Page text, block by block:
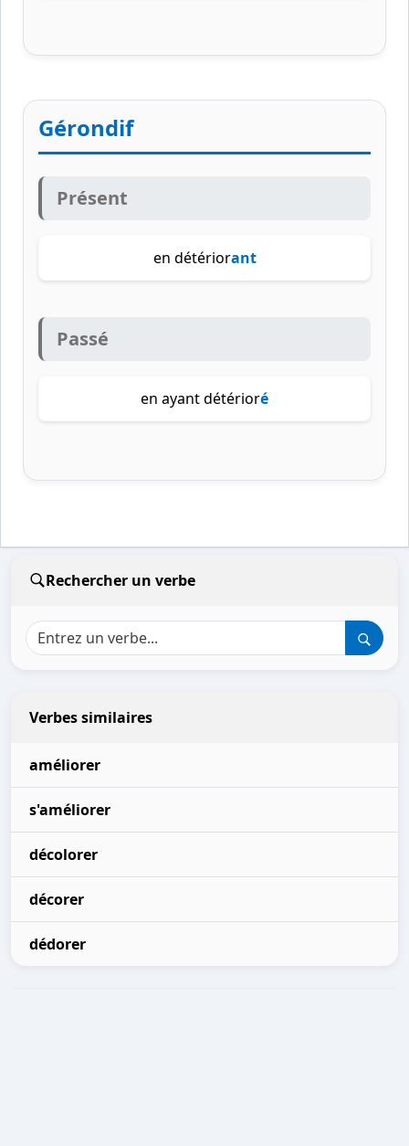
Gérondif
Présent
en détériorant
Passé
en ayant détérioré
Rechercher un verbe
Verbes similaires
améliorer
s'améliorer
décolorer
décorer
dédorer